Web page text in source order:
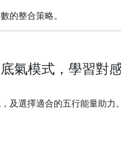
的整合策略。
氣模式，學習對
及選擇適合的五行能量助力。